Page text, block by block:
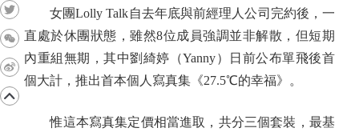
女團Lolly Talk自去年底與前經理人公司完約後，一
直處於休團狀態，雖然8位成員強調並非解散，但短期
內重組無期，其中劉綺婷（Yanny）日前公布單飛後首
個大計，推出首本個人寫真集《27.5℃的幸福》。
惟這本寫真集定價相當進取，共分三個套裝，最基